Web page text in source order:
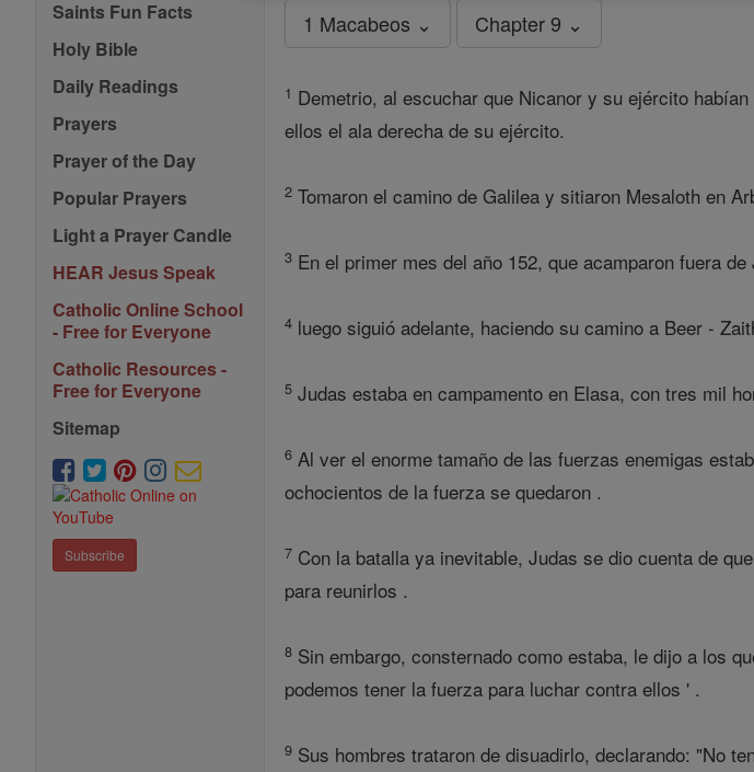
Saints Fun Facts
Holy Bible
Daily Readings
Prayers
Prayer of the Day
Popular Prayers
Light a Prayer Candle
HEAR Jesus Speak
Catholic Online School
- Free for Everyone
Catholic Resources -
Free for Everyone
Sitemap
Subscribe
1 Macabeos ⌄ Chapter 9 ⌄
1 Demetrio, al escuchar que Nicanor y su ejército
ellos el ala derecha de su ejército.
2 Tomaron el camino de Galilea y sitiaron Mesaloth en
3 En el primer mes del año 152, que acamparon fuera de
4 luego siguió adelante, haciendo su camino a Beer -
5 Judas estaba en campamento en Elasa, con tres mil
6 Al ver el enorme tamaño de las fuerzas enemigas
ochocientos de la fuerza se quedaron .
7 Con la batalla ya inevitable, Judas se dio cuenta de
para reunirlos .
8 Sin embargo, consternado como estaba, le dijo a los
podemos tener la fuerza para luchar contra ellos ' .
9 Sus hombres trataron de disuadirlo, declarando: "No